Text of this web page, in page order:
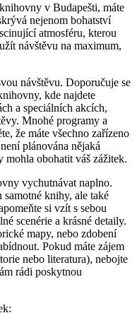
v Budapešti, máte
nejenom bohatství
atmosféru, kterou
návštěvu na maximum,
návštěvu. Doporučuje se
kde najdete
a speciálních akcích,
Mnohé programy a
že máte všechno zařízeno
plánována nějaká
mohla obohatit váš zážitek.
vychutnávat naplno.
samotné knihy, ale také
si vzít s sebou
scenérie a krásné detaily.
mapy, nebo zdobení
Pokud máte zájem
nebo literatura), nebojte
rádi poskytnou